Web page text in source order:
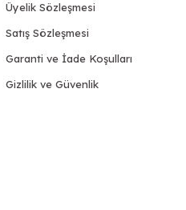
Üyelik Sözleşmesi
Satış Sözleşmesi
Garanti ve İade Koşulları
Gizlilik ve Güvenlik